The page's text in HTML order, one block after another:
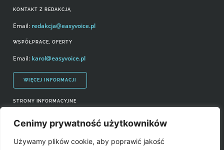
Cenimy prywatność użytkowników
Używamy plików cookie, aby poprawić jakość
STRONY INFORMACYJNE
KONTAKT Z REDAKCJĄ
Email: redakcja@easyvoice.pl
WSPÓŁPRACE, OFERTY
Email: karol@easyvoice.pl
WIĘCEJ INFORMACJI